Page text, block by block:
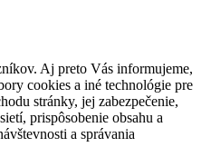
Aj preto Vás informujeme,
cookies a iné technológie pre
stránky, jej zabezpečenie,
prispôsobenie obsahu a
a správania